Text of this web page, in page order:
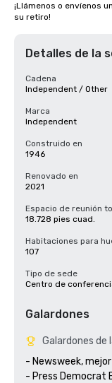
¡Llámenos o envíenos
su retiro!
Detalles de la
Cadena
Independent / Other
Marca
Independent
Construido en
1946
Renovado en
2021
Espacio de reunión
18.728 pies cuad.
Habitaciones para
107
Tipo de sede
Centro de
Galardones
Galardones de
- Newsweek,
- Press Democrat